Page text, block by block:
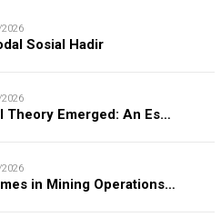
Sosial Hadir
Theory Emerged: An Es…
in Mining Operations…